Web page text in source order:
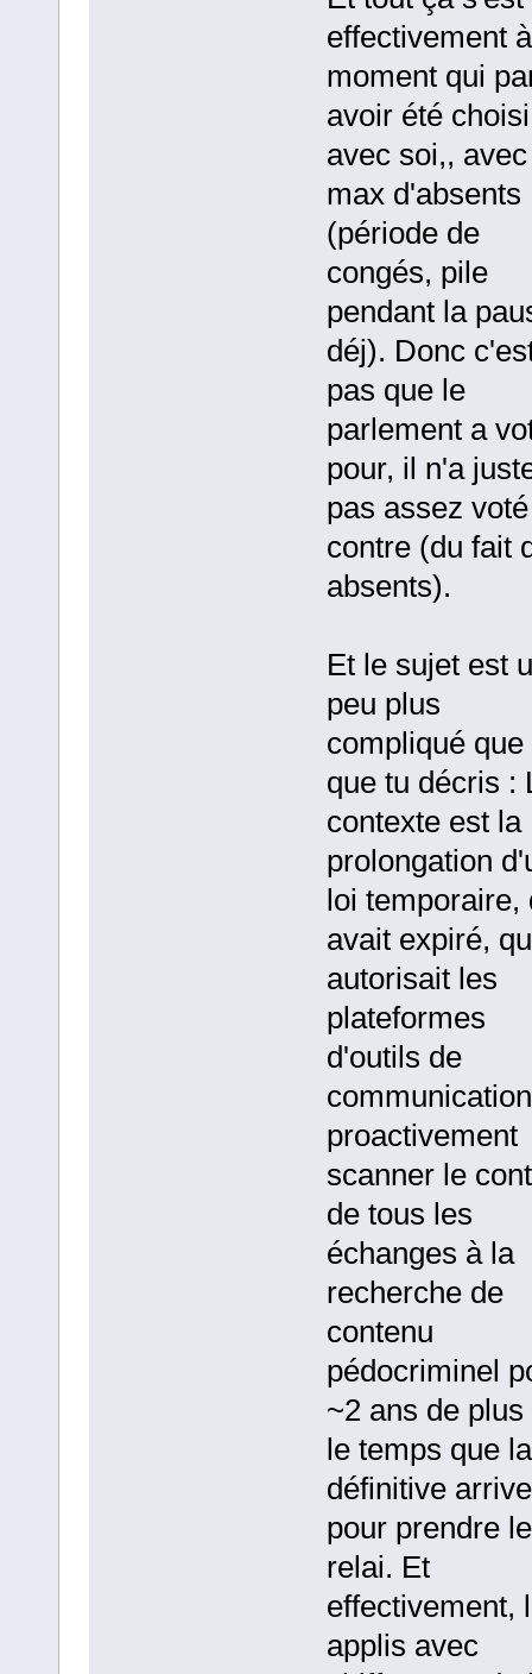
effectivement
moment qui
avoir été choisi
avec soi,,
max d'absents
(période de
congés, pile
pendant la
déj). Donc
pas que le
parlement a
pour, il n'a
pas assez voté
contre (du fait
absents).
Et le sujet est
peu plus
compliqué que
que tu décris :
contexte est la
prolongation
loi temporaire,
avait expiré,
autorisait les
plateformes
d'outils de
proactivement
scanner le
de tous les
échanges à la
recherche de
contenu
pédocriminel
~2 ans de plus
le temps que
définitive arrive
pour prendre le
relai. Et
effectivement,
applis avec